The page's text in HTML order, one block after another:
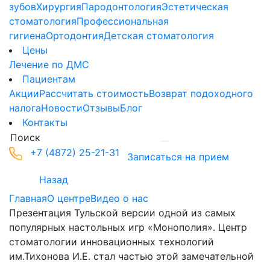
зубовХирургияПародонтологияЭстетическая
стоматологияПрофессиональная
гигиенаОртодонтияДетская стоматология
Цены
Лечение по ДМС
Пациентам
АкцииРассчитать стоимостьВозврат подоходного
налогаНовостиОтзывыБлог
Контакты
+7 (4872) 25-21-31
Записаться на прием
Назад
ГлавнаяО центреВидео о нас
Презентация Тульской версии одной из самых
популярных настольных игр «Монополия». Центр
cтоматологии инновационных технологий
им.Тихонова И.Е. стал частью этой замечательной